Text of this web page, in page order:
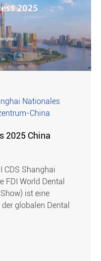
Nationales
China
2025 China
CDS Shanghai
FDI World Dental
ist eine
globalen Dental